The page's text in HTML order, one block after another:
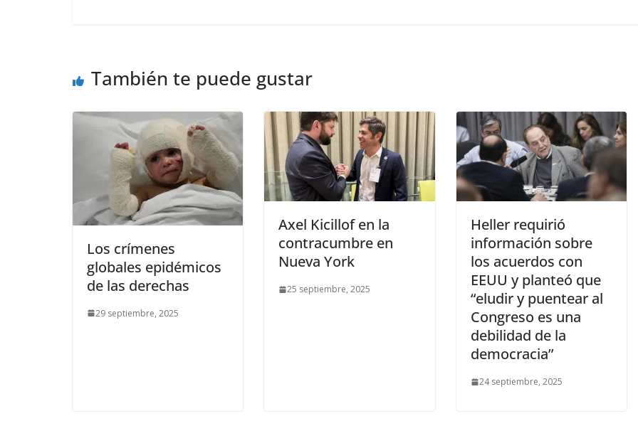
También te puede gustar
Los crímenes
globales epidémicos
de las derechas
29 septiembre, 2025
Axel Kicillof en la
contracumbre en
Nueva York
25 septiembre, 2025
Heller requirió
información sobre
los acuerdos con
EEUU y planteó que
“eludir y puentear al
Congreso es una
debilidad de la
democracia”
24 septiembre, 2025